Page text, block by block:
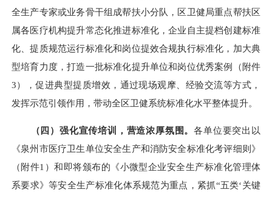
全生产专家或业务骨干组成帮扶小分队，区卫健局重点帮扶区
属各医疗机构提升常态化推进标准化，企业自主提档创建标准
化、提质规范运行标准化和岗位提效合规执行标准化，加大典
型培育力度，打造一批标准化提升单位和岗位优秀案例（附件
3），促进典型提质增效，通过现场观摩、经验交流等方式，
发挥示范引领作用，带动全区卫健系统标准化水平整体提升。
（四）强化宣传培训，营造浓厚氛围。各单位要突出以
《泉州市医疗卫生单位安全生产和消防安全标准化考评细则》
（附件1）和即将颁布的《小微型企业安全生产标准化管理体
系要求》等安全生产标准化体系规范为重点，紧抓“五类‘关键